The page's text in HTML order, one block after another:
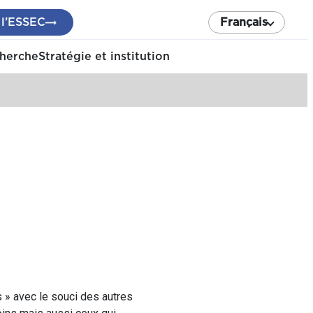
Français
Stratégie et institution
» avec le souci des autres